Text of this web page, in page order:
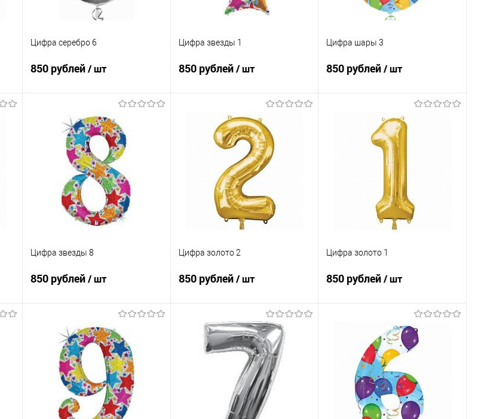
Цифра серебро 6
850 рублей/ шт
В корзину
Купить в 1 клик
Сравнение
В избранное
Под заказ
Цифра звезды 1
850 рублей/ шт
В корзину
Купить в 1 клик
Сравнение
В избранное
Под заказ
Цифра шары 3
850 рублей/ шт
В корзину
Купить в 1 клик
Цифра звезды 8
850 рублей/ шт
В корзину
Купить в 1 клик
Сравнение
В избранное
Под заказ
Цифра золото 2
850 рублей/ шт
В корзину
Сравнение
Под заказ
Цифра золото 1
850 рублей/ шт
В корзину
Купить в 1 клик
В избранное
Под заказ